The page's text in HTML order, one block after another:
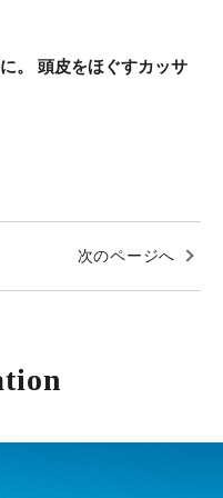
。 頭皮をほぐすカッサ
次のページへ